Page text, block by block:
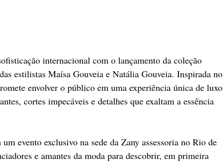
internacional com o lançamento da coleção
estilistas Maísa Gouveia e Natália Gouveia. Inspirada no
envolver o público em uma experiência única de luxo
cortes impecáveis e detalhes que exaltam a essência
evento exclusivo na sede da Zany assessoria no Rio de
e amantes da moda para descobrir, em primeira